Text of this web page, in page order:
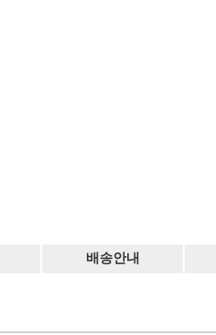
배송안내